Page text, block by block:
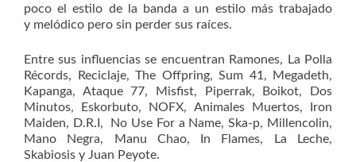
poco el estilo de la banda a un estilo más trabajado
y melódico pero sin perder sus raíces.
Entre sus influencias se encuentran Ramones, La Polla
Récords, Reciclaje, The Offpring, Sum 41, Megadeth,
Kapanga, Ataque 77, Misfist, Piperrak, Boikot, Dos
Minutos, Eskorbuto, NOFX, Animales Muertos, Iron
Maiden, D.R.I, No Use For a Name, Ska-p, Millencolin,
Mano Negra, Manu Chao, In Flames, La Leche,
Skabiosis y Juan Peyote.